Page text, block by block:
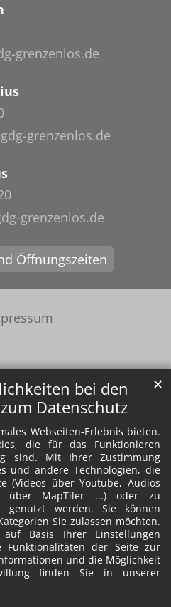
bei den
Datenschutz
Webseiten-Erlebnis bieten.
die für das Funktionieren
sind. Mit Ihrer Zustimmung
und andere Technologien, die
(Videos über Youtube, Audios
über MapTiler ...) oder zu
genutzt werden. Sie können
Sie zulassen möchten.
Basis Ihrer Einstellungen
der Seite zur
und die Möglichkeit
finden Sie in unserer
✕
grenzenlos.de
grenzenlos.de
grenzenlos.de
Öffnungszeiten